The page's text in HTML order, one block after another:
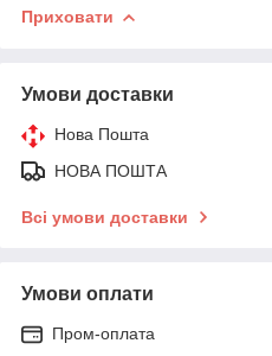
Приховати
Умови доставки
Нова Пошта
НОВА ПОШТА
Всі умови доставки
Умови оплати
Пром-оплата